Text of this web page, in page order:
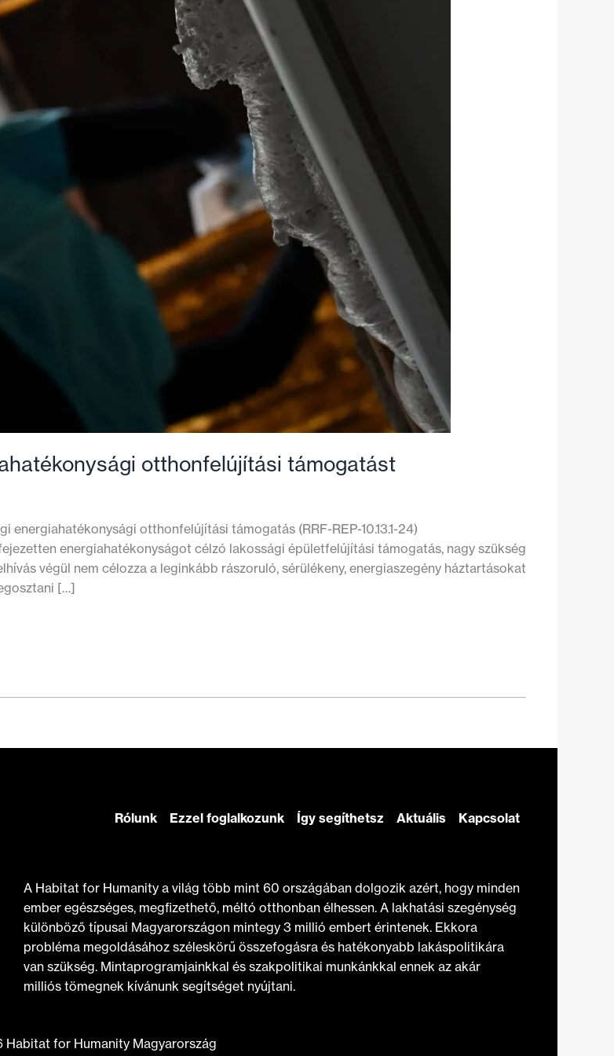
otthonfelújítási támogatást
otthonfelújítási támogatás (RRF-REP-10.13.1-24)
energiahatékonyságot célzó lakossági épületfelújítási támogatás, nagy szükség
végül nem célozza a leginkább rászoruló, sérülékeny, energiaszegény háztartásokat
[…]
Rólunk Ezzel foglalkozunk Így segíthetsz Aktuális Kapcsolat
A Habitat for Humanity a világ több mint 60 országában dolgozik azért, hogy minden
ember egészséges, megfizethető, méltó otthonban élhessen. A lakhatási szegénység
különböző típusai Magyarországon mintegy 3 millió embert érintenek. Ekkora
probléma megoldásához széleskörű összefogásra és hatékonyabb lakáspolitikára
van szükség. Mintaprogramjainkkal és szakpolitikai munkánkkal ennek az akár
milliós tömegnek kívánunk segítséget nyújtani.
for Humanity Magyarország